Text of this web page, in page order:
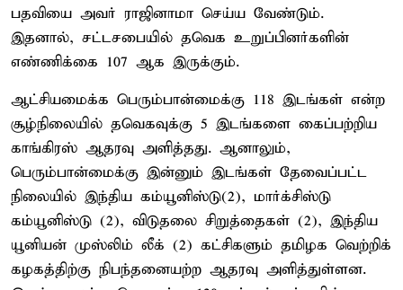
பதவியை அவர் ராஜினாமா செய்ய வேண்டும்.
இதனால், சட்டசபையில் தவெக உறுப்பினர்களின்
எண்ணிக்கை 107 ஆக இருக்கும்.
ஆட்சியமைக்க பெரும்பான்மைக்கு 118 இடங்கள் என்ற
சூழ்நிலையில் தவெகவுக்கு 5 இடங்களை கைப்பற்றிய
காங்கிரஸ் ஆதரவு அளித்தது. ஆனாலும்,
பெரும்பான்மைக்கு இன்னும் இடங்கள் தேவைப்பட்ட
நிலையில் இந்திய கம்யூனிஸ்டு(2), மார்க்சிஸ்டு
கம்யூனிஸ்டு (2), விடுதலை சிறுத்தைகள் (2), இந்திய
யூனியன் முஸ்லிம் லீக் (2) கட்சிகளும் தமிழக வெற்றிக்
கழகத்திற்கு நிபந்தனையற்ற ஆதரவு அளித்துள்ளன.